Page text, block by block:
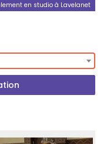
en studio à Lavelanet